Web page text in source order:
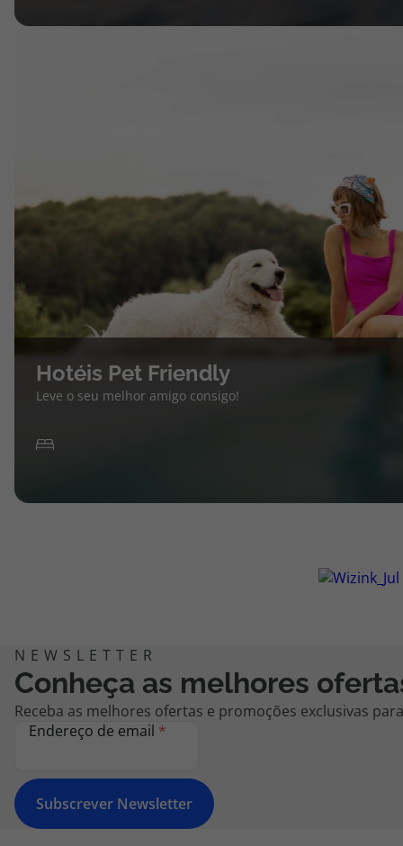
Hotéis Pet Friendly
Leve o seu melhor amigo consigo!
Conheça as melhores
Receba as melhores ofertas e promoções exclusivas
Endereço de email *
Subscrever Newsletter